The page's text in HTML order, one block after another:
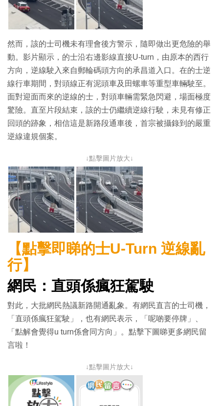
然而，該的士司機未有理會後方警示，隨即做出更危險的舉
動。影片顯示，的士沿右邊影線直接U-turn，由原本的西行
方向，逆線駛入來自郵輪碼頭方向的承昌道入口。在的士逆
線行車期間，對頭線正有泥頭車及田螺車等重型車輛駛至。
面對迎面而來的逆線的士，對頭車輛需緊急閃避，場面極度
驚險。直至片段結束，該的士仍繼續逆線行駛，未見有修正
回頭的跡象，相信這是新路段通車後，首宗被攝錄到的嚴重
逆線違規個案。
↓點擊圖片放大↓
【點擊即睇的士U-Turn 逆線亂
行】
網民：直頭係瘋狂駕駛
對此，大批網民熱議新路開通亂象。有網民直言的士司機，
「直頭係瘋狂駕駛」，也有網民表示，「呢啲要停牌」、
「點解會覺得u turn係會同方向」。點擊下圖睇更多網民留
言啦！
↓點擊圖片放大↓